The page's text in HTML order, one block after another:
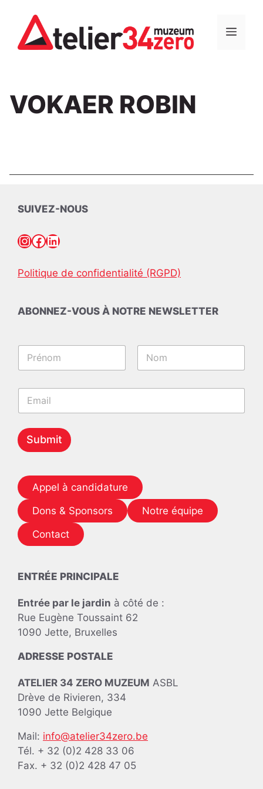
contenu
VOKAER ROBIN
SUIVEZ-NOUS
Instagram
Facebook
LinkedIn
Politique de confidentialité (RGPD)
ABONNEZ-VOUS À NOTRE NEWSLETTER
l
i
l
*
N
m
E
a
l
*
Submit
Appel à candidature
Dons & Sponsors
Notre équipe
Contact
ENTRÉE PRINCIPALE
Entrée par le jardin à côté de :
Rue Eugène Toussaint 62
1090 Jette, Bruxelles
ADRESSE POSTALE
ATELIER 34 ZERO MUZEUM ASBL
Drève de Rivieren, 334
1090 Jette Belgique
Mail: info@atelier34zero.be
Tél. + 32 (0)2 428 33 06
Fax. + 32 (0)2 428 47 05